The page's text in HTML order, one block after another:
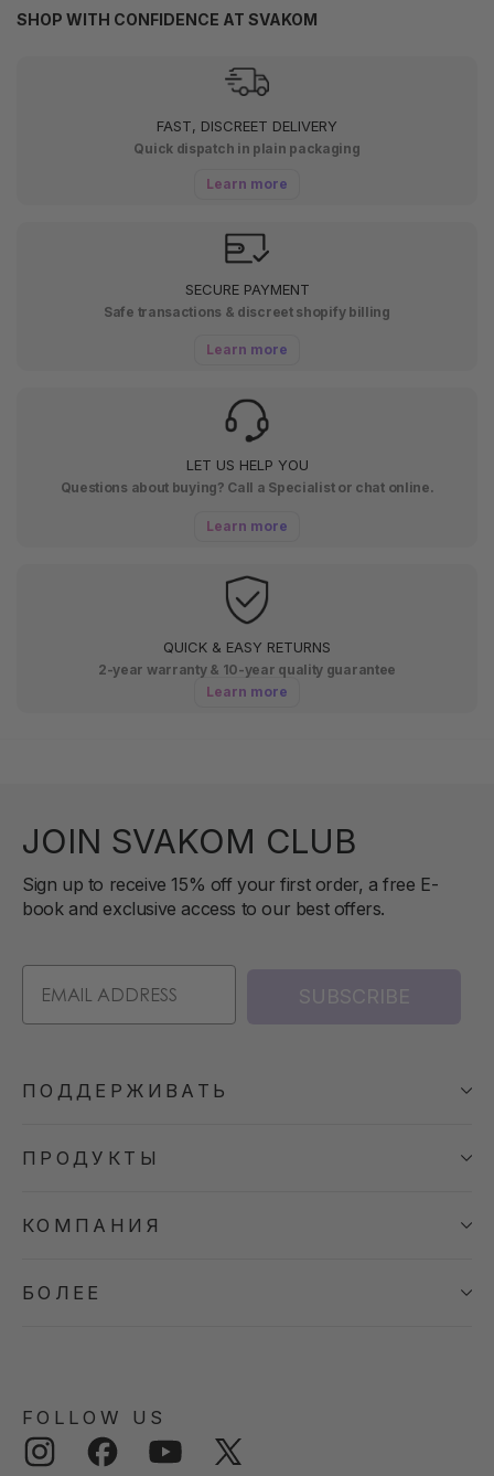
SHOP WITH CONFIDENCE AT SVAKOM
FAST, DISCREET DELIVERY
Quick dispatch in plain packaging
Learn more
SECURE PAYMENT
Safe transactions & discreet shopify billing
Learn more
LET US HELP YOU
Questions about buying? Call a Specialist or chat online.
Learn more
QUICK & EASY RETURNS
2-year warranty & 10-year quality guarantee
Learn more
JOIN SVAKOM CLUB
Sign up to receive 15% off your first order, a free E-
book and exclusive access to our best offers.
SUBSCRIBE
ПОДДЕРЖИВАТЬ
ПРОДУКТЫ
КОМПАНИЯ
БОЛЕЕ
FOLLOW US
Instagram Facebook YouTube